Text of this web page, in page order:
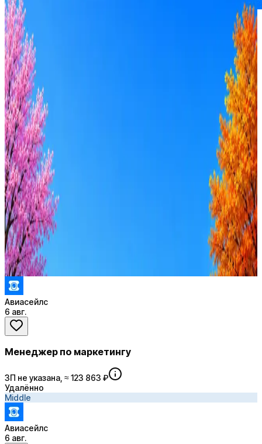
Авиасейлс
Авиасейлс (https://www.aviasales.ru/) помогает искать и
покупать билеты более чем 18 миллионам пользователей
Авиасейлс — крупнейший в России и третий по объемам в
мире метапоиск авиабилетов и отелей.
13активных вакансий
Перейти на сайт
Стратегия поиска с AI: рынки, позиции, вилка, каналы
Ежедневный подбор из 600+ источников
AI генерация сопроводительных писем
Авиасейлс
6 авг.
Менеджер по маркетингу
ЗП не указана, ≈ 123 863 ₽
Удалённо
Middle
Авиасейлс
6 авг.